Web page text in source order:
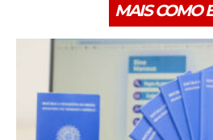
MAIS COMO